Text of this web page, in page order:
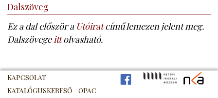
Dalszöveg
Ez a dal először a Utóiratcímű lemezen jelent meg.
Dalszövege ittolvasható.
FB PIM
KAPCSOLAT
KATALÓGUSKERESŐ - OPAC